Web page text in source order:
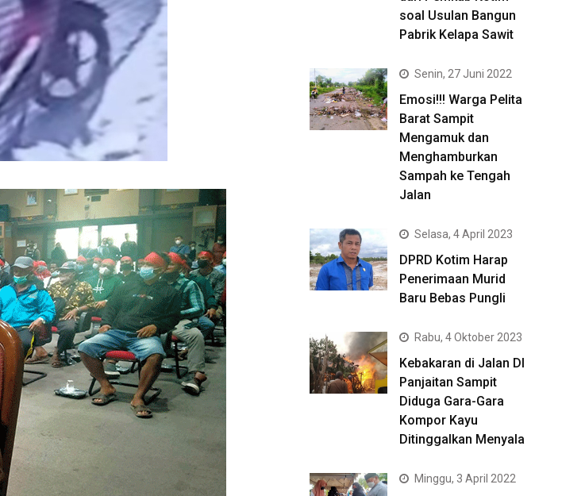
soal Usulan Bangun
Pabrik Kelapa Sawit
Senin, 27 Juni 2022
Emosi!!! Warga Pelita
Barat Sampit
Mengamuk dan
Menghamburkan
Sampah ke Tengah
Jalan
Selasa, 4 April 2023
DPRD Kotim Harap
Penerimaan Murid
Baru Bebas Pungli
Rabu, 4 Oktober 2023
Kebakaran di Jalan DI
Panjaitan Sampit
Diduga Gara-Gara
Kompor Kayu
Ditinggalkan Menyala
Minggu, 3 April 2022